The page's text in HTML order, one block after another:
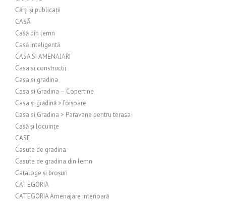
Cărți și publicații
CASĂ
Casă din lemn
Casă inteligentă
CASA SI AMENAJARI
Casa si constructii
Casa si gradina
Casa si Gradina – Copertine
Casa și grădină > foișoare
Casa si Gradina > Paravane pentru terasa
Casă și locuințe
CASE
Casute de gradina
Casute de gradina din lemn
Cataloge și broșuri
CATEGORIA
CATEGORIA Amenajare interioară